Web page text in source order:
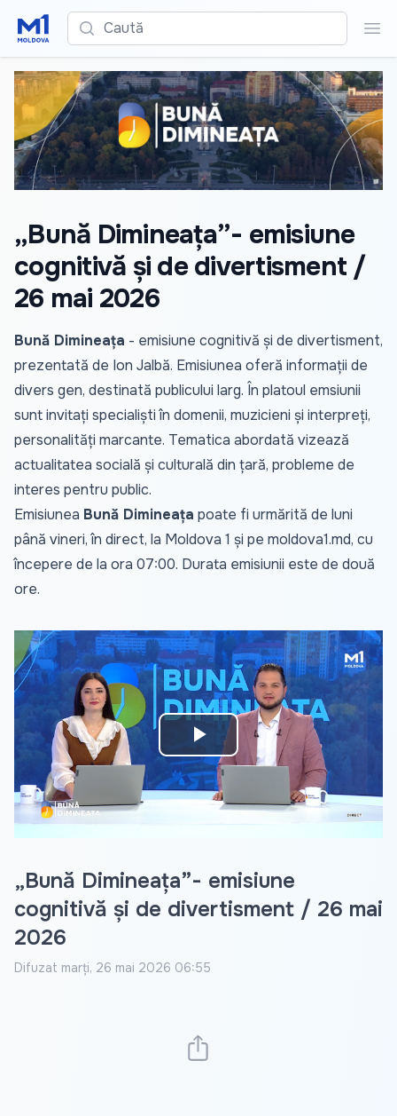
Caută
„Bună Dimineața”- emisiune
cognitivă și de divertisment /
26 mai 2026
Bună Dimineața - emisiune cognitivă și de divertisment,
prezentată de Ion Jalbă. Emisiunea oferă informații de
divers gen, destinată publicului larg. În platoul emsiunii
sunt invitați specialiști în domenii, muzicieni și interpreți,
personalități marcante. Tematica abordată vizează
actualitatea socială și culturală din țară, probleme de
interes pentru public.
Emisiunea Bună Dimineața poate fi urmărită de luni
până vineri, în direct, la Moldova 1 și pe moldova1.md, cu
începere de la ora 07:00. Durata emisiunii este de două
ore.
Play
Video
„Bună Dimineața”- emisiune
cognitivă și de divertisment / 26 mai
2026
Difuzat marți, 26 mai 2026 06:55